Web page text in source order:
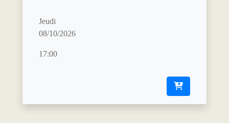
Jeudi
08/10/2026
17:00